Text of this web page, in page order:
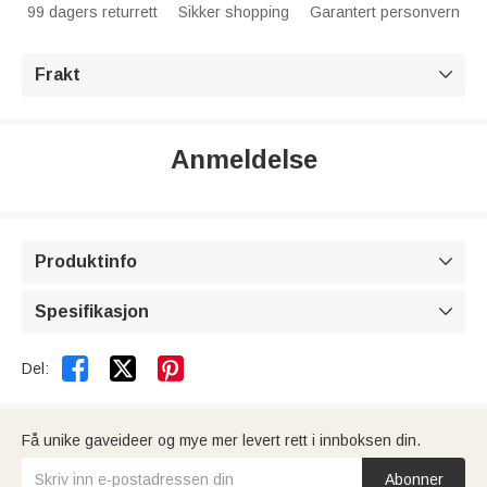
99 dagers returrett Sikker shopping Garantert personvern
Frakt 
Anmeldelse
Produktinfo 
Spesifikasjon 
Del:  
Få unike gaveideer og mye mer levert rett i innboksen din.
Abonner